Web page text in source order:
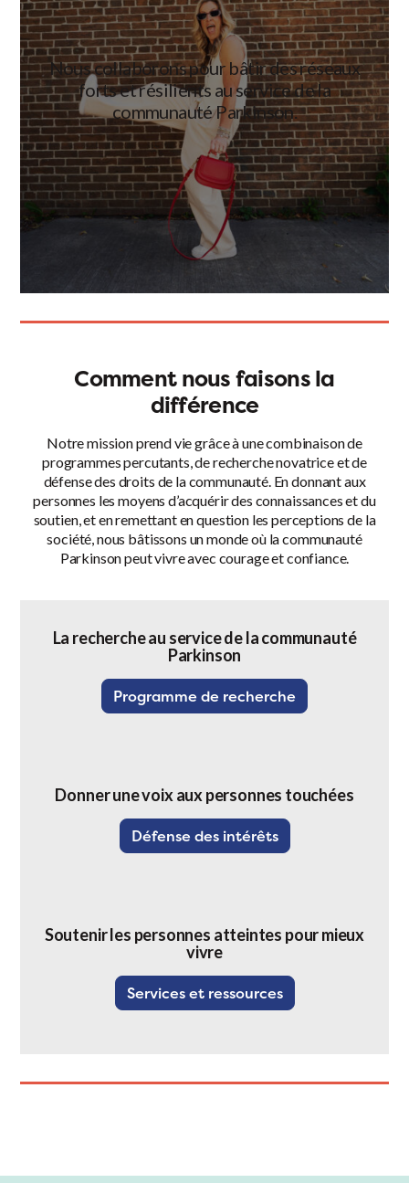
Nous collaborons pour bâtir des réseaux
forts et résilients au service de la
communauté Parkinson.
Comment nous faisons la
différence
Notre mission prend vie grâce à une combinaison de
programmes percutants, de recherche novatrice et de
défense des droits de la communauté. En donnant aux
personnes les moyens d’acquérir des connaissances et du
soutien, et en remettant en question les perceptions de la
société, nous bâtissons un monde où la communauté
Parkinson peut vivre avec courage et confiance.
La recherche au service de la communauté
Parkinson
Programme de recherche
Donner une voix aux personnes touchées
Défense des intérêts
Soutenir les personnes atteintes pour mieux
vivre
Services et ressources